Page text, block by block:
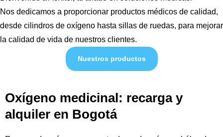
Nos dedicamos a proporcionar productos médicos de calidad,
desde cilindros de oxígeno hasta sillas de ruedas, para mejorar
la calidad de vida de nuestros clientes.
Nuestros productos
Oxígeno medicinal: recarga y
alquiler en Bogotá